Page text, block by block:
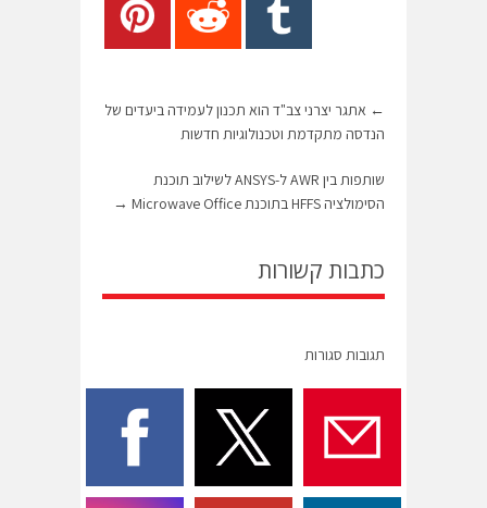
← אתגר יצרני צב"ד הוא תכנון לעמידה ביעדים של
הנדסה מתקדמת וטכנולוגיות חדשות
שותפות בין AWR ל-ANSYS לשילוב תוכנת
הסימולציה HFFS בתוכנת Microwave Office
→
כתבות קשורות
תגובות סגורות